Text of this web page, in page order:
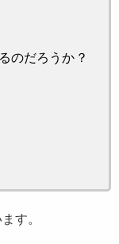
のだろうか？
す。